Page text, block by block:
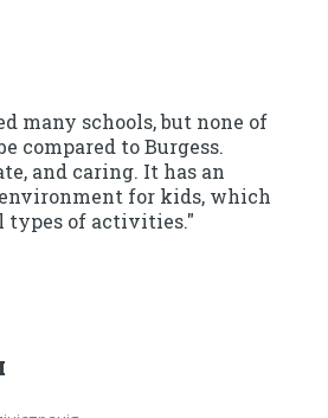
many schools, but none of
compared to Burgess.
and caring. It has an
for kids, which
types of activities."